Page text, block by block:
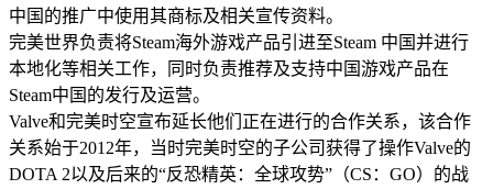
中国的推广中使用其商标及相关宣传资料。
完美世界负责将Steam海外游戏产品引进至Steam 中国并进行
本地化等相关工作，同时负责推荐及支持中国游戏产品在
Steam中国的发行及运营。
Valve和完美时空宣布延长他们正在进行的合作关系，该合作
关系始于2012年，当时完美时空的子公司获得了操作Valve的
DOTA 2以及后来的“反恐精英：全球攻势”（CS：GO）的战